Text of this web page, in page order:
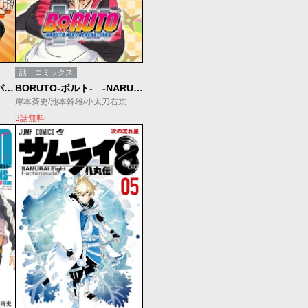
ロック・リーの青春フルパワー忍伝
話 コミックス
BORUTO-ボルト- -NARUTO NEXT GENERATIONS-
岸本斉史/池本幹雄/小太刀右京
3話無料